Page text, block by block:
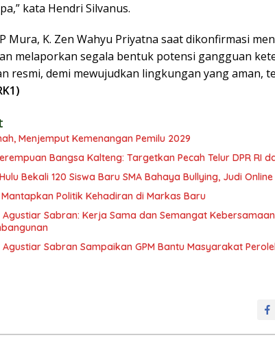
kata Hendri Silvanus.
Mura, K. Zen Wahyu Priyatna saat dikonfirmasi
melaporkan segala bentuk potensi gangguan
resmi, demi mewujudkan lingkungan yang aman,
Menjemput Kemenangan Pemilu 2029
Bangsa Kalteng: Targetkan Pecah Telur DPR RI
Bekali 120 Siswa Baru SMA Bahaya Bullying, Judi
Mantapkan Politik Kehadiran di Markas Baru
Sabran: Kerja Sama dan Semangat
Sabran Sampaikan GPM Bantu Masyarakat